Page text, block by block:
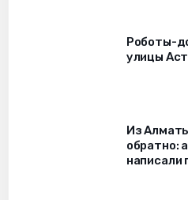
Роботы-
улицы
Из
обратно:
написали